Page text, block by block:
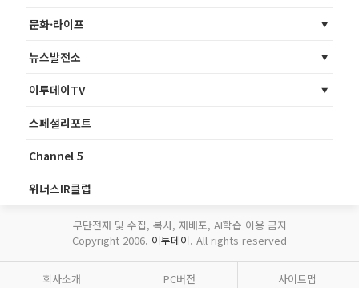
문화·라이프
뉴스발전소
이투데이TV
스페셜리포트
Channel 5
위너스IR클럽
무단전재 및 수집, 복사, 재배포, AI학습 이용 금지
Copyright 2006. 이투데이. All rights reserved
회사소개 PC버전 사이트맵